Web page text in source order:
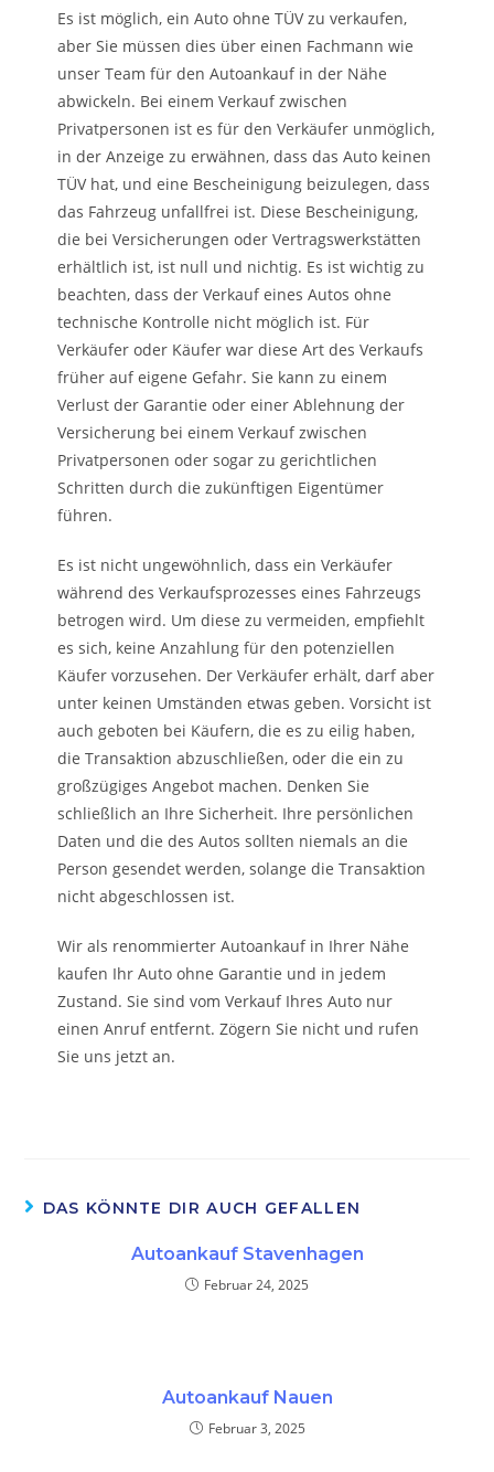
Es ist möglich, ein Auto ohne TÜV zu verkaufen,
aber Sie müssen dies über einen Fachmann wie
unser Team für den Autoankauf in der Nähe
abwickeln. Bei einem Verkauf zwischen
Privatpersonen ist es für den Verkäufer unmöglich,
in der Anzeige zu erwähnen, dass das Auto keinen
TÜV hat, und eine Bescheinigung beizulegen, dass
das Fahrzeug unfallfrei ist. Diese Bescheinigung,
die bei Versicherungen oder Vertragswerkstätten
erhältlich ist, ist null und nichtig. Es ist wichtig zu
beachten, dass der Verkauf eines Autos ohne
technische Kontrolle nicht möglich ist. Für
Verkäufer oder Käufer war diese Art des Verkaufs
früher auf eigene Gefahr. Sie kann zu einem
Verlust der Garantie oder einer Ablehnung der
Versicherung bei einem Verkauf zwischen
Privatpersonen oder sogar zu gerichtlichen
Schritten durch die zukünftigen Eigentümer
führen.
Es ist nicht ungewöhnlich, dass ein Verkäufer
während des Verkaufsprozesses eines Fahrzeugs
betrogen wird. Um diese zu vermeiden, empfiehlt
es sich, keine Anzahlung für den potenziellen
Käufer vorzusehen. Der Verkäufer erhält, darf aber
unter keinen Umständen etwas geben. Vorsicht ist
auch geboten bei Käufern, die es zu eilig haben,
die Transaktion abzuschließen, oder die ein zu
großzügiges Angebot machen. Denken Sie
schließlich an Ihre Sicherheit. Ihre persönlichen
Daten und die des Autos sollten niemals an die
Person gesendet werden, solange die Transaktion
nicht abgeschlossen ist.
Wir als renommierter Autoankauf in Ihrer Nähe
kaufen Ihr Auto ohne Garantie und in jedem
Zustand. Sie sind vom Verkauf Ihres Auto nur
einen Anruf entfernt. Zögern Sie nicht und rufen
Sie uns jetzt an.
DAS KÖNNTE DIR AUCH GEFALLEN
Autoankauf Stavenhagen
Februar 24, 2025
Autoankauf Nauen
Februar 3, 2025